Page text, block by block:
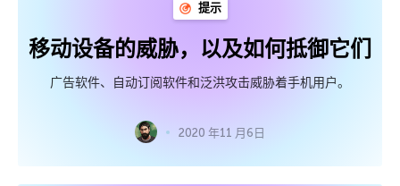
提示
移动设备的威胁，以及如何抵御它们
广告软件、自动订阅软件和泛洪攻击威胁着手机用户。
2020 年11 月6日